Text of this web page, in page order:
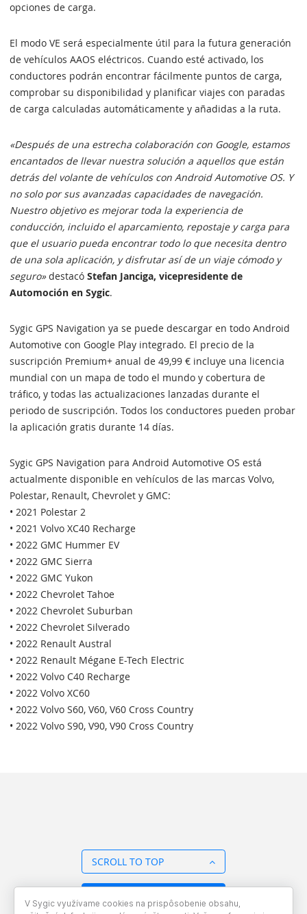
opciones de carga.
El modo VE será especialmente útil para la futura generación
de vehículos AAOS eléctricos. Cuando esté activado, los
conductores podrán encontrar fácilmente puntos de carga,
comprobar su disponibilidad y planificar viajes con paradas
de carga calculadas automáticamente y añadidas a la ruta.
«Después de una estrecha colaboración con Google, estamos
encantados de llevar nuestra solución a aquellos que están
detrás del volante de vehículos con Android Automotive OS. Y
no solo por sus avanzadas capacidades de navegación.
Nuestro objetivo es mejorar toda la experiencia de
conducción, incluido el aparcamiento, repostaje y carga para
que el usuario pueda encontrar todo lo que necesita dentro
de una sola aplicación, y disfrutar así de un viaje cómodo y
seguro»destacó Stefan Janciga, vicepresidente de
Automoción en Sygic.
Sygic GPS Navigation ya se puede descargar en todo Android
Automotive con Google Play integrado. El precio de la
suscripción Premium+ anual de 49,99 € incluye una licencia
mundial con un mapa de todo el mundo y cobertura de
tráfico, y todas las actualizaciones lanzadas durante el
periodo de suscripción. Todos los conductores pueden probar
la aplicación gratis durante 14 días.
Sygic GPS Navigation para Android Automotive OS está
actualmente disponible en vehículos de las marcas Volvo,
Polestar, Renault, Chevrolet y GMC:
• 2021 Polestar 2
• 2021 Volvo XC40 Recharge
• 2022 GMC Hummer EV
• 2022 GMC Sierra
• 2022 GMC Yukon
• 2022 Chevrolet Tahoe
• 2022 Chevrolet Suburban
• 2022 Chevrolet Silverado
• 2022 Renault Austral
• 2022 Renault Mégane E-Tech Electric
• 2022 Volvo C40 Recharge
• 2022 Volvo XC60
• 2022 Volvo S60, V60, V60 Cross Country
• 2022 Volvo S90, V90, V90 Cross Country
SCROLL TO TOP
V Sygic využívame cookies na prispôsobenie obsahu,